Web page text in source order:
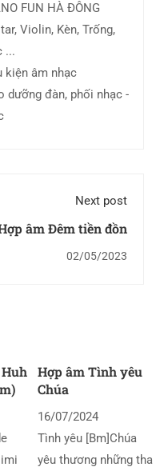
FUN HÀ ĐÔNG
Violin, Kèn, Trống,
...
kiện âm nhạc
dưỡng đàn, phối nhạc -
Next post
âm Đêm tiền đồn
02/05/2023
Hợp âm Tình yêu
Chúa
16/07/2024
Tình yêu [Bm]Chúa
yêu thương những tha